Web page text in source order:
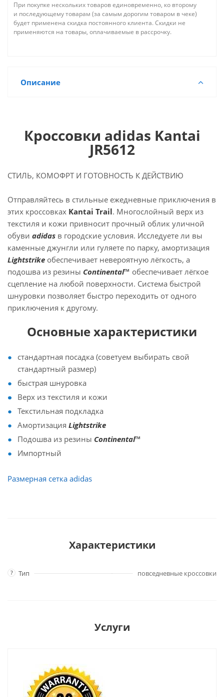
При покупке нескольких товаров единовременно, ко второму
и последующему товарам (за самым дорогим товаром в чеке)
будет применена скидка постоянного клиента. Скидки не
применяются на товары, оплачиваемые в рассрочку.
Описание
Кроссовки adidas Kantai
JR5612
СТИЛЬ, КОМОФРТ И ГОТОВНОСТЬ К ДЕЙСТВИЮ
Отправляйтесь в стильные ежедневные приключения в
этих кроссовках Kantai Trail. Многослойный верх из
текстиля и кожи привносит прочный облик уличной
обуви adidas в городские условия. Исследуете ли вы
каменные джунгли или гуляете по парку, амортизация
Lightstrike обеспечивает невероятную лёгкость, а
подошва из резины Continental™ обеспечивает лёгкое
сцепление на любой поверхности. Система быстрой
шнуровки позволяет быстро переходить от одного
приключения к другому.
Основные характеристики
стандартная посадка (советуем выбирать свой
стандартный размер)
быстрая шнуровка
Верх из текстиля и кожи
Текстильная подкладка
Амортизация Lightstrike
Подошва из резины Continental™
Импортный
Размерная сетка adidas
Характеристики
? Тип повседневные кроссовки
Услуги